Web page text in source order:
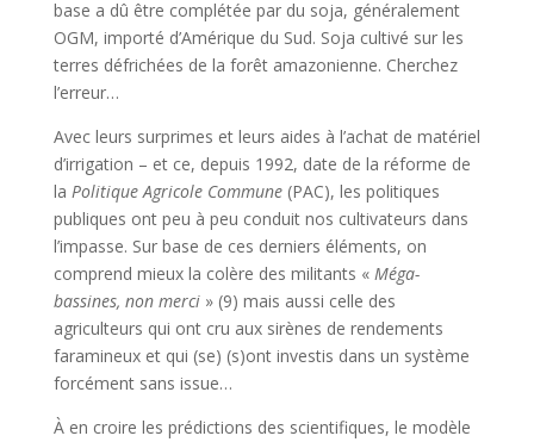
base a dû être complétée par du soja, généralement
OGM, importé d’Amérique du Sud. Soja cultivé sur les
terres défrichées de la forêt amazonienne. Cherchez
l’erreur…
Avec leurs surprimes et leurs aides à l’achat de matériel
d’irrigation – et ce, depuis 1992, date de la réforme de
la Politique Agricole Commune(PAC), les politiques
publiques ont peu à peu conduit nos cultivateurs dans
l’impasse. Sur base de ces derniers éléments, on
comprend mieux la colère des militants « Méga-
bassines, non merci» (9) mais aussi celle des
agriculteurs qui ont cru aux sirènes de rendements
faramineux et qui (se) (s)ont investis dans un système
forcément sans issue…
À en croire les prédictions des scientifiques, le modèle